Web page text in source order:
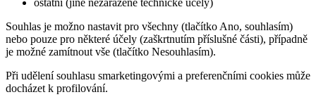
ostatní (jiné nezařazené technické účely)
Souhlas je možno nastavit pro všechny (tlačítko Ano, souhlasím)
nebo pouze pro některé účely (zaškrtnutím příslušné části), případně
je možné zamítnout vše (tlačítko Nesouhlasím).
Při udělení souhlasu smarketingovými a preferenčními cookies může
docházet k profilování.